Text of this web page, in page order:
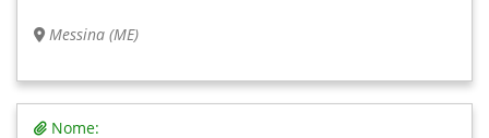
Messina (ME)
Nome: